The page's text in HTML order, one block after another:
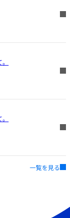
一覧を見る